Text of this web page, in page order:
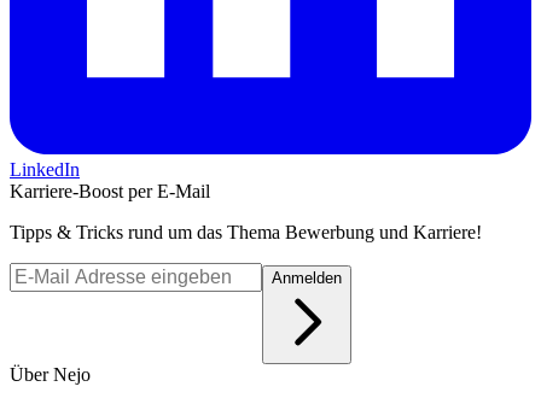
LinkedIn
Karriere-Boost per E-Mail
Tipps & Tricks rund um das Thema Bewerbung und Karriere!
Anmelden
Über Nejo